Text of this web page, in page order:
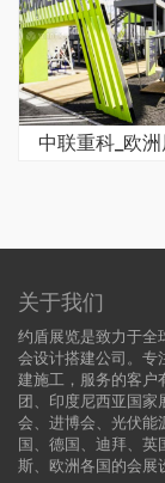
中联重科_欧
关于我们
约盾展览是致力于全
会设计搭建公司。专
建施工，服务的客户
团、印度尼西亚国家
会、进博会、光伏能
国
德国 、迪拜、
斯、欧洲各国的会展